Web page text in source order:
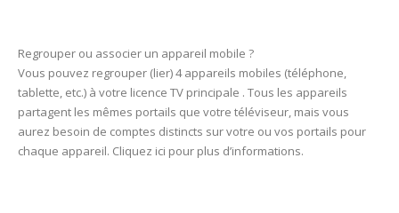
Regrouper ou associer un appareil mobile ?
Vous pouvez regrouper (lier) 4 appareils mobiles (téléphone,
tablette, etc.) à votre licence TV principale . Tous les appareils
partagent les mêmes portails que votre téléviseur, mais vous
aurez besoin de comptes distincts sur votre ou vos portails pour
chaque appareil. Cliquez ici pour plus d’informations.